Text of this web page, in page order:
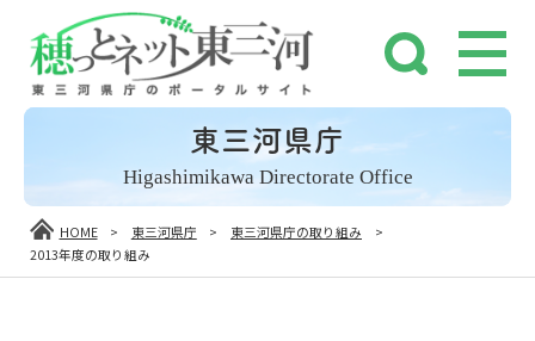
東三河県庁
Higashimikawa Directorate Office
HOME > 東三河県庁 > 東三河県庁の取り組み
>
2013年度の取り組み